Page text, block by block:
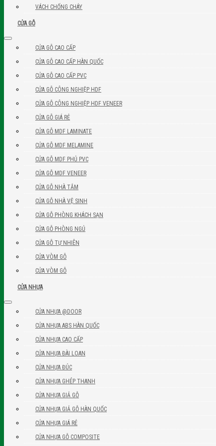
VÁCH CHỐNG CHÁY
CỬA GỖ
CỬA GỖ CAO CẤP
CỬA GỖ CAO CẤP HÀN QUỐC
CỬA GỖ CAO CẤP PVC
CỬA GỖ CÔNG NGHIỆP HDF
CỬA GỖ CÔNG NGHIỆP HDF VENEER
CỬA GỖ GIÁ RẺ
CỬA GỖ MDF LAMINATE
CỬA GỖ MDF MELAMINE
CỬA GỖ MDF PHỦ PVC
CỬA GỖ MDF VENEER
CỬA GỖ NHÀ TẮM
CỬA GỖ NHÀ VỆ SINH
CỬA GỖ PHÒNG KHÁCH SẠN
CỬA GỖ PHÒNG NGỦ
CỬA GỖ TỰ NHIÊN
CỬA VÒM GỖ
CỬA VÒM GỖ
CỬA NHỰA
CỬA NHỰA @DOOR
CỬA NHỰA ABS HÀN QUỐC
CỬA NHỰA CAO CẤP
CỬA NHỰA ĐÀI LOAN
CỬA NHỰA ĐÚC
CỬA NHỰA GHÉP THANH
CỬA NHỰA GIẢ GỖ
CỬA NHỰA GIẢ GỖ HÀN QUỐC
CỬA NHỰA GIÁ RẺ
CỬA NHỰA GỖ COMPOSITE